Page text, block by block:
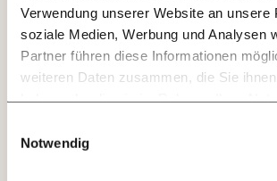
Verwendung unserer Website an unsere
soziale Medien, Werbung und Analysen
Partner führen diese Informationen
weiteren Daten zusammen, die Sie
Notwendig
E-Mail
Telegram
Ich werde Fördermitglied* …
Newsletter des Momentum
Momentum Institut-Weekly:
GEMERKTE
INHALTE
Wirtschaftliche Vernunft gebietet
Umsatzersatzes
Insgesamt hat sich der Umsatzersatz
Instrument erwiesen, das wenig